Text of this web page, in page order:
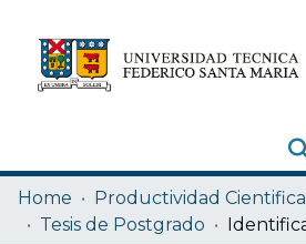
Research Outputs
Statistics
Home
Productividad Cientifica
Tesis de Postgrado